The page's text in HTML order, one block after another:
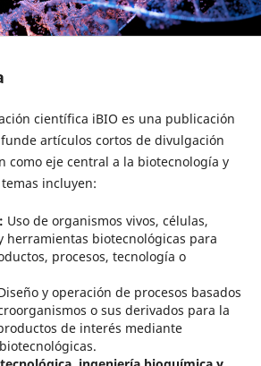
científica iBIO es una publicación
artículos cortos de divulgación
como eje central a la biotecnología y
incluyen:
Uso de organismos vivos, células,
herramientas biotecnológicas para
procesos, tecnología o
y operación de procesos basados
o sus derivados para la
de interés mediante